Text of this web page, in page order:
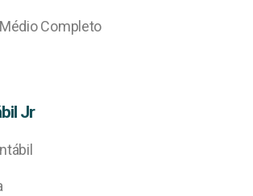
Completo
Jr